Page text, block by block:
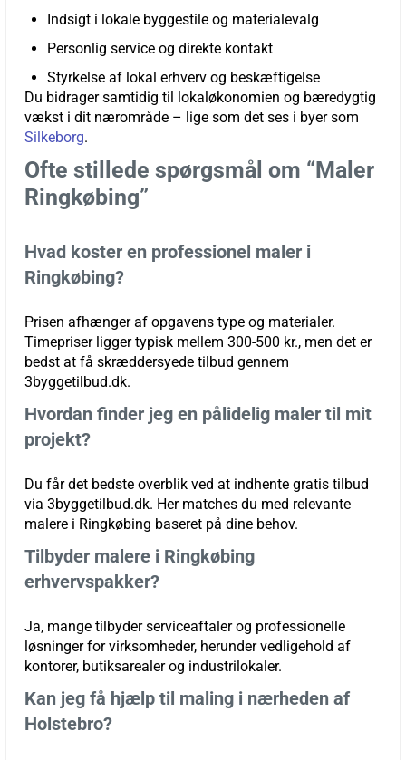
Indsigt i lokale byggestile og materialevalg
Personlig service og direkte kontakt
Styrkelse af lokal erhverv og beskæftigelse
Du bidrager samtidig til lokaløkonomien og bæredygtig
vækst i dit nærområde – lige som det ses i byer som
Silkeborg.
Ofte stillede spørgsmål om “Maler
Ringkøbing”
Hvad koster en professionel maler i
Ringkøbing?
Prisen afhænger af opgavens type og materialer.
Timepriser ligger typisk mellem 300-500 kr., men det er
bedst at få skræddersyede tilbud gennem
3byggetilbud.dk.
Hvordan finder jeg en pålidelig maler til mit
projekt?
Du får det bedste overblik ved at indhente gratis tilbud
via 3byggetilbud.dk. Her matches du med relevante
malere i Ringkøbing baseret på dine behov.
Tilbyder malere i Ringkøbing
erhvervspakker?
Ja, mange tilbyder serviceaftaler og professionelle
løsninger for virksomheder, herunder vedligehold af
kontorer, butiksarealer og industrilokaler.
Kan jeg få hjælp til maling i nærheden af
Holstebro?